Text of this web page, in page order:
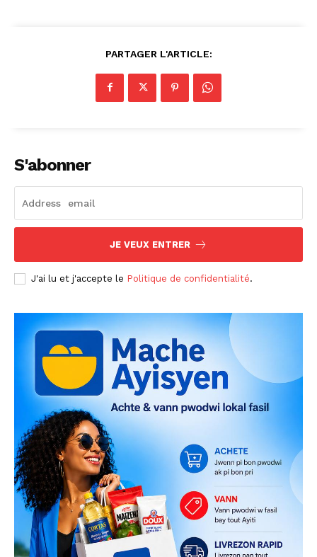
PARTAGER L'ARTICLE:
S'abonner
JE VEUX ENTRER
J'ai lu et j'accepte le Politique de confidentialité.